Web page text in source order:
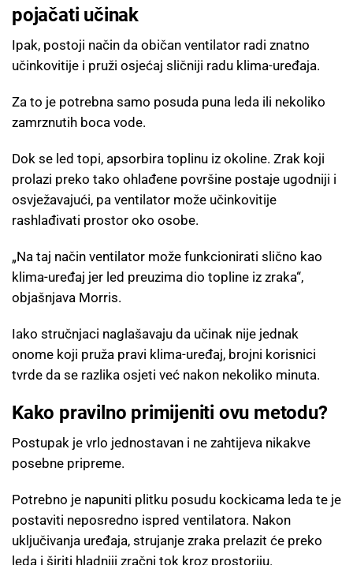
pojačati učinak
Ipak, postoji način da običan ventilator radi znatno
učinkovitije i pruži osjećaj sličniji radu klima-uređaja.
Za to je potrebna samo posuda puna leda ili nekoliko
zamrznutih boca vode.
Dok se led topi, apsorbira toplinu iz okoline. Zrak koji
prolazi preko tako ohlađene površine postaje ugodniji i
osvježavajući, pa ventilator može učinkovitije
rashlađivati prostor oko osobe.
„Na taj način ventilator može funkcionirati slično kao
klima-uređaj jer led preuzima dio topline iz zraka“,
objašnjava Morris.
Iako stručnjaci naglašavaju da učinak nije jednak
onome koji pruža pravi klima-uređaj, brojni korisnici
tvrde da se razlika osjeti već nakon nekoliko minuta.
Kako pravilno primijeniti ovu metodu?
Postupak je vrlo jednostavan i ne zahtijeva nikakve
posebne pripreme.
Potrebno je napuniti plitku posudu kockicama leda te je
postaviti neposredno ispred ventilatora. Nakon
uključivanja uređaja, strujanje zraka prelazit će preko
leda i širiti hladniji zračni tok kroz prostoriju.